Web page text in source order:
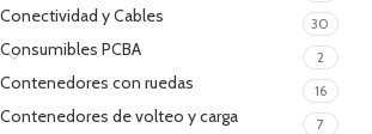
Conectividad y Cables 30
Consumibles PCBA 2
Contenedores con ruedas 16
Contenedores de volteo y carga 7